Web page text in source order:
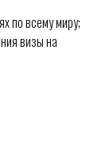
по всему миру;
визы на